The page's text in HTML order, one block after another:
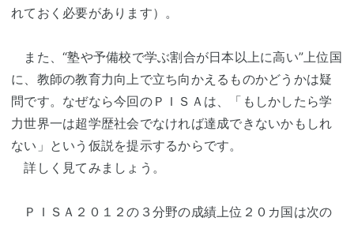
れておく必要があります）。
また、“塾や予備校で学ぶ割合が日本以上に高い”上位国
に、教師の教育力向上で立ち向かえるものかどうかは疑
問です。なぜなら今回のＰＩＳＡは、「もしかしたら学
力世界一は超学歴社会でなければ達成できないかもしれ
ない」という仮説を提示するからです。
詳しく見てみましょう。
ＰＩＳＡ２０１２の３分野の成績上位２０カ国は次の